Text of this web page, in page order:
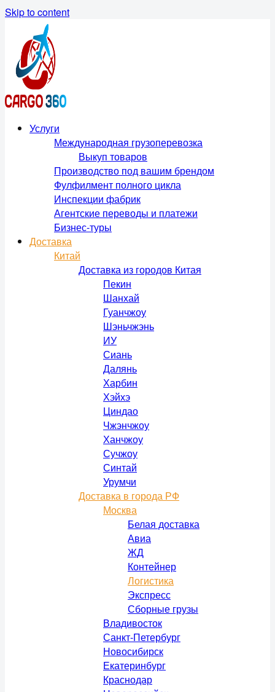
Skip to content
Услуги
Международная грузоперевозка
Выкуп товаров
Производство под вашим брендом
Фулфилмент полного цикла
Инспекции фабрик
Агентские переводы и платежи
Бизнес-туры
Доставка
Китай
Доставка из городов Китая
Пекин
Шанхай
Гуанчжоу
Шэньчжэнь
ИУ
Сиань
Далянь
Харбин
Хэйхэ
Циндао
Чжэнчжоу
Ханчжоу
Сучжоу
Синтай
Урумчи
Доставка в города РФ
Москва
Белая доставка
Авиа
ЖД
Контейнер
Логистика
Экспресс
Сборные грузы
Владивосток
Санкт-Петербург
Новосибирск
Екатеринбург
Краснодар